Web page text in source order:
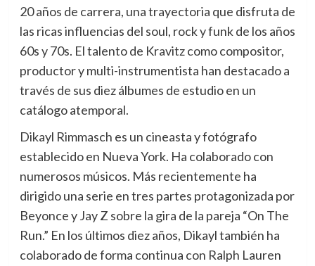
20 años de carrera, una trayectoria que disfruta de
las ricas influencias del soul, rock y funk de los años
60s y 70s. El talento de Kravitz como compositor,
productor y multi-instrumentista han destacado a
través de sus diez álbumes de estudio en un
catálogo atemporal.
Dikayl Rimmasch es un cineasta y fotógrafo
establecido en Nueva York. Ha colaborado con
numerosos músicos. Más recientemente ha
dirigido una serie en tres partes protagonizada por
Beyonce y Jay Z sobre la gira de la pareja “On The
Run.” En los últimos diez años, Dikayl también ha
colaborado de forma continua con Ralph Lauren